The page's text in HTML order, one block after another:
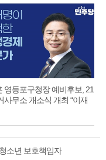
영등포구청장 예비후보, 21
사무소 개소식 개최 “이재
청소년 보호책임자